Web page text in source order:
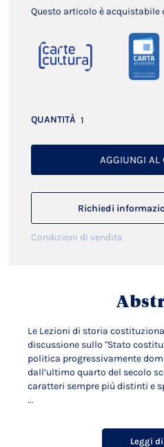
Questo articolo è acquistabile
QUANTITÀ
AGGIUNGI AL
Richiedi
Condizioni di vendita
Le Lezioni di storia
discussione sullo "Stato
politica progressivamente
dall’ultimo quarto del secolo
caratteri sempre più distinti e
...
Leggi